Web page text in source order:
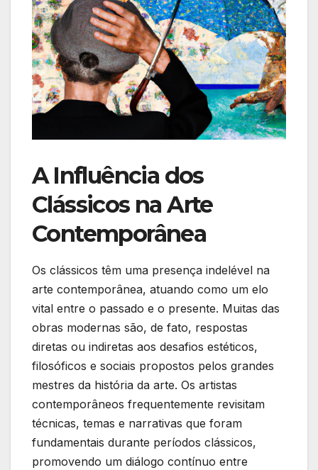
A ⁤Influência dos
Clássicos‌ na ‌Arte
Contemporânea
Os clássicos têm uma presença indelével na
arte contemporânea, atuando como um elo
vital entre o passado e o presente. Muitas das
obras modernas são, de fato,⁣ respostas
diretas ou indiretas⁤ aos desafios estéticos,
filosóficos e sociais propostos pelos‌ grandes
mestres da história da arte. Os artistas
contemporâneos frequentemente revisitam
técnicas,‌ temas e narrativas que foram
fundamentais ​durante períodos clássicos,
promovendo um diálogo contínuo entre